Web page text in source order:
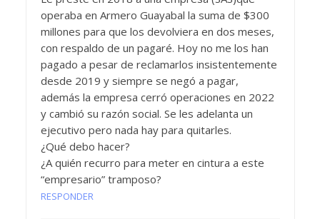
operaba en Armero Guayabal la suma de $300
millones para que los devolviera en dos meses,
con respaldo de un pagaré. Hoy no me los han
pagado a pesar de reclamarlos insistentemente
desde 2019 y siempre se negó a pagar,
además la empresa cerró operaciones en 2022
y cambió su razón social. Se les adelanta un
ejecutivo pero nada hay para quitarles.
¿Qué debo hacer?
¿A quién recurro para meter en cintura a este
“empresario” tramposo?
RESPONDER